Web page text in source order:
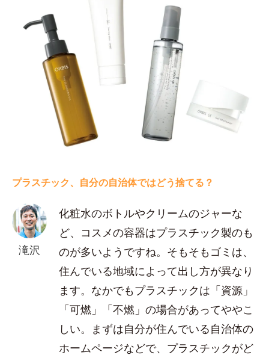
プラスチック、自分の自治体ではどう捨てる？
滝沢
化粧水のボトルやクリームのジャーな
ど、コスメの容器はプラスチック製のも
のが多いようですね。そもそもゴミは、
住んでいる地域によって出し方が異なり
ます。なかでもプラスチックは「資源」
「可燃」「不燃」の場合があってややこ
しい。まずは自分が住んでいる自治体の
ホームページなどで、プラスチックがど